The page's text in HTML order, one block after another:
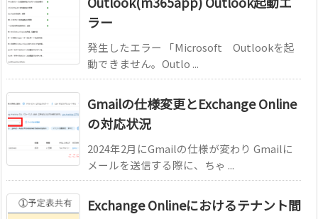
ラー
発生したエラー 「Microsoft Outlookを起
動できません。Outlo ...
Gmailの仕様変更とExchange Online
の対応状況
2024年2月にGmailの仕様が変わり Gmailに
メールを送信する際に、ちゃ ...
Exchange Onlineにおけるテナント間